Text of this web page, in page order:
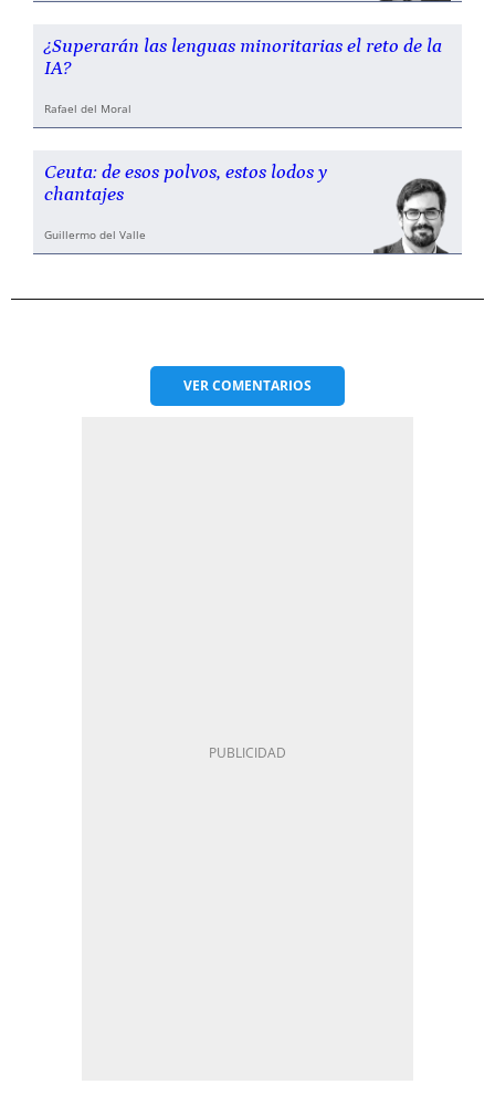
¿Superarán las lenguas minoritarias el reto de la
IA?
Rafael del Moral
Ceuta: de esos polvos, estos lodos y
chantajes
Guillermo del Valle
VERCOMENTARIOS